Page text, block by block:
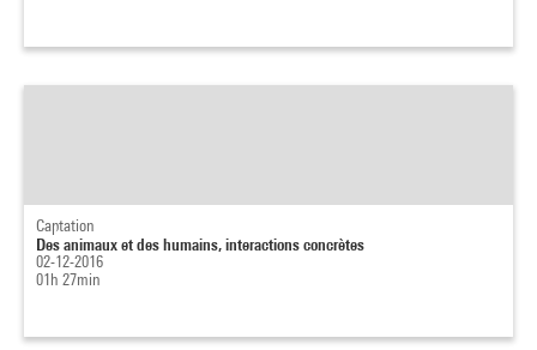
Captation
Des animaux et des humains, interactions concrètes
02-12-2016
01h 27min